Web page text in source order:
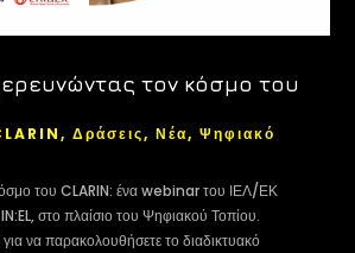
τον κόσμο του
,Δράσεις,Νέα,Ψηφιακό
του CLARIN: ένα webinar του ΙΕΛ/ΕΚ
στο πλαίσιο του Ψηφιακού Τοπίου.
να παρακολουθήσετε το διαδικτυακό